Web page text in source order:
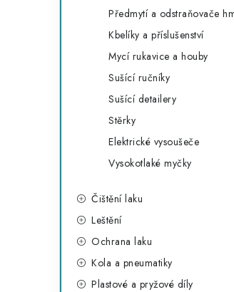
Předmytí a odstraňovače
Kbelíky a příslušenství
Mycí rukavice a houby
Sušící ručníky
Sušící detailery
Stěrky
Elektrické vysoušeče
Vysokotlaké myčky
Čištění laku
Leštění
Ochrana laku
Kola a pneumatiky
Plastové a pryžové díly